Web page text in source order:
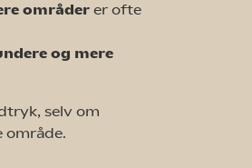
områder er ofte
og mere
selv om
område.